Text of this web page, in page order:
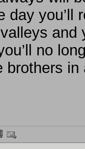
day you’ll
and
no
brothers in